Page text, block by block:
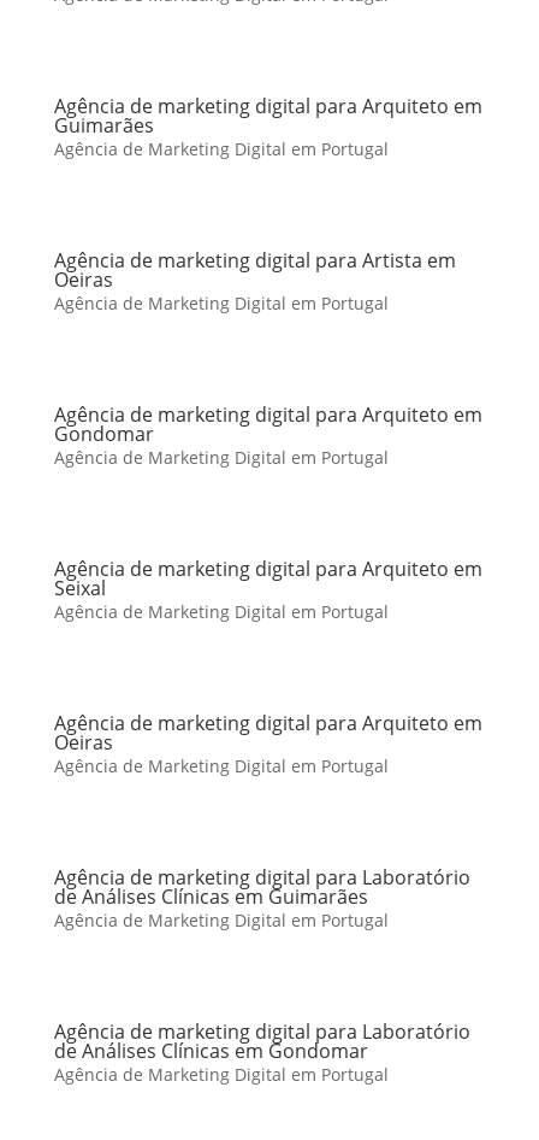
Agência de marketing digital para Arquiteto em
Guimarães
Agência de Marketing Digital em Portugal
Agência de marketing digital para Artista em
Oeiras
Agência de Marketing Digital em Portugal
Agência de marketing digital para Arquiteto em
Gondomar
Agência de Marketing Digital em Portugal
Agência de marketing digital para Arquiteto em
Seixal
Agência de Marketing Digital em Portugal
Agência de marketing digital para Arquiteto em
Oeiras
Agência de Marketing Digital em Portugal
Agência de marketing digital para Laboratório
de Análises Clínicas em Guimarães
Agência de Marketing Digital em Portugal
Agência de marketing digital para Laboratório
de Análises Clínicas em Gondomar
Agência de Marketing Digital em Portugal